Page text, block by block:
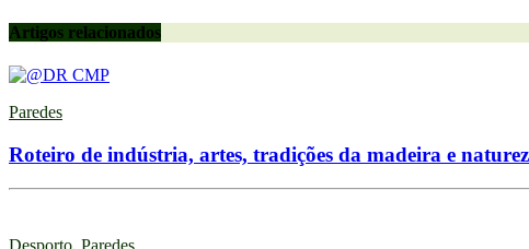
Artigos relacionados
Paredes
Roteiro de indústria, artes, tradições da madeira e
Desporto, Paredes